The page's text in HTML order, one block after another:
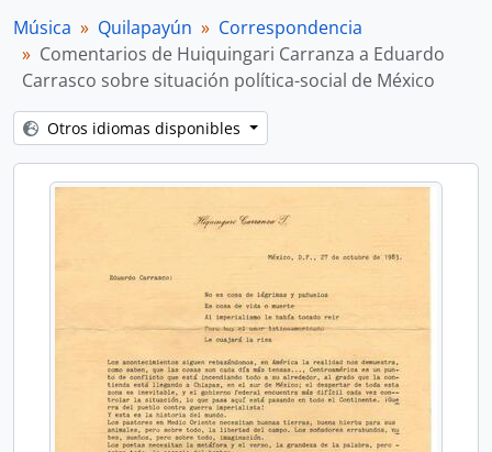
Música Quilapayún
Correspondencia
Comentarios de Huiquingari Carranza a Eduardo
Carrasco sobre situación política-social de México
Otros idiomas disponibles